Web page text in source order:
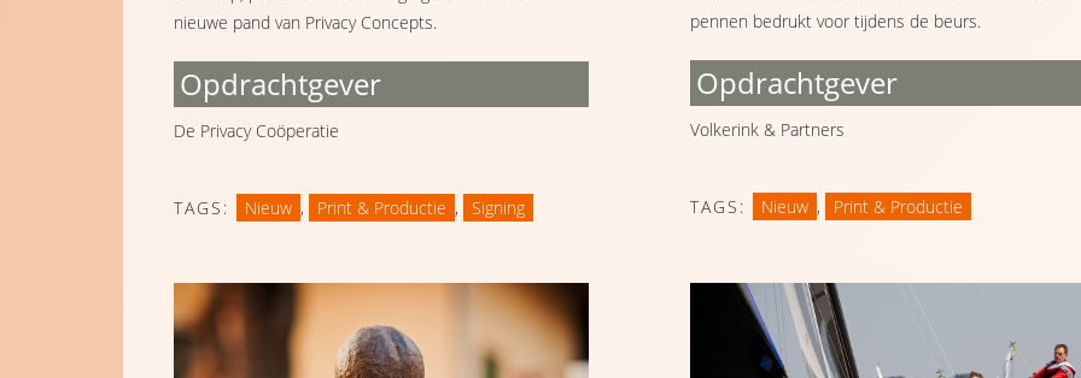
nieuwe pand van Privacy Concepts.
Opdrachtgever
De Privacy Coöperatie
TAGS: Nieuw , Print & Productie , Signing
pennen bedrukt voor tijdens de beurs.
Opdrachtgever
Volkerink & Partners
TAGS: Nieuw , Print & Productie